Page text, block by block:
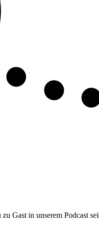
Gast in unserem Podcast